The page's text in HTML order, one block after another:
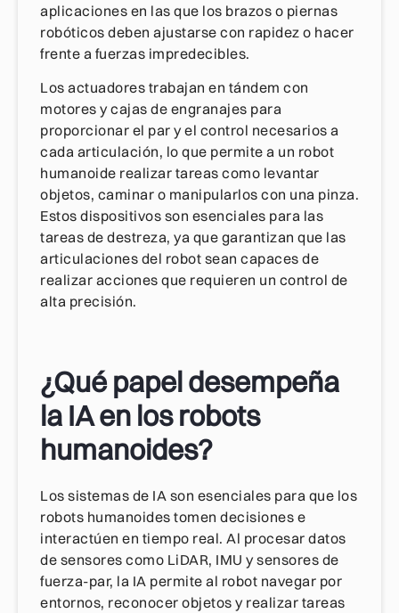
aplicaciones en las que los brazos o piernas
robóticos deben ajustarse con rapidez o hacer
frente a fuerzas impredecibles.
Los actuadores trabajan en tándem con
motores y cajas de engranajes para
proporcionar el par y el control necesarios a
cada articulación, lo que permite a un robot
humanoide realizar tareas como levantar
objetos, caminar o manipularlos con una pinza.
Estos dispositivos son esenciales para las
tareas de destreza, ya que garantizan que las
articulaciones del robot sean capaces de
realizar acciones que requieren un control de
alta precisión.
¿Qué papel desempeña
la IA en los robots
humanoides?
Los sistemas de IA son esenciales para que los
robots humanoides tomen decisiones e
interactúen en tiempo real. Al procesar datos
de sensores como LiDAR, IMU y sensores de
fuerza-par, la IA permite al robot navegar por
entornos, reconocer objetos y realizar tareas